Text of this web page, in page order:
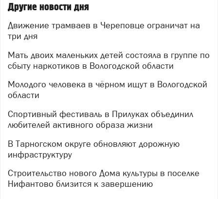
Другие новости дня
Движение трамваев в Череповце ограничат на
три дня
Мать двоих маленьких детей состояла в группе по
сбыту наркотиков в Вологодской области
Молодого человека в чёрном ищут в Вологодской
области
Спортивный фестиваль в Прилуках объединил
любителей активного образа жизни
В Тарногском округе обновляют дорожную
инфраструктуру
Строительство нового Дома культуры в поселке
Нифантово близится к завершению